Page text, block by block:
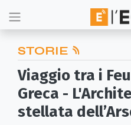
STORIE
Viaggio tra i
Greca -
stellata